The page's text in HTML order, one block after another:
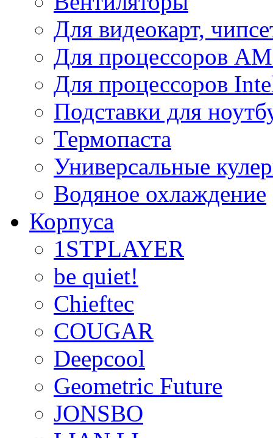
Для видеокарт,
Для процессоров
Для процессоров
Подставки для
Термопаста
Универсальные
Водяное охлаждение
Корпуса
1STPLAYER
be quiet!
Chieftec
COUGAR
Deepcool
Geometric Future
JONSBO